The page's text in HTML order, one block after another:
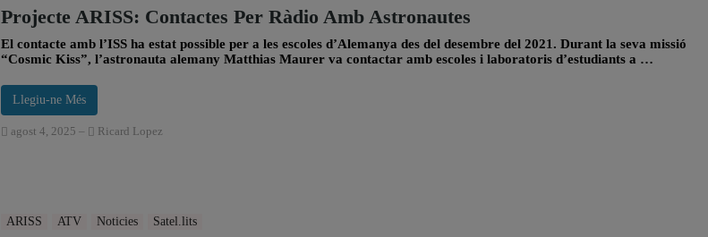
Projecte ARISS: Contactes Per Ràdio Amb Astronautes
El contacte amb l’ISS ha estat possible per a les escoles d’Alemanya des del desembre del 2021. Durant la seva missió
“Cosmic Kiss”, l’astronauta alemany Matthias Maurer va contactar amb escoles i laboratoris d’estudiants a …
Llegiu-ne Més
agost 4, 2025 – Ricard Lopez
ARISS ATV Noticies Satel.lits